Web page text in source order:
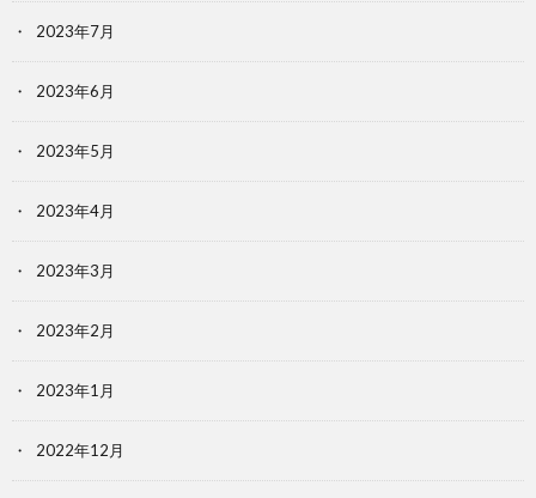
2023年7月
2023年6月
2023年5月
2023年4月
2023年3月
2023年2月
2023年1月
2022年12月